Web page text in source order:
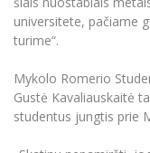
universitete, pačiame
turime“.
Mykolo Romerio
Gustė Kavaliauskaitė
studentus jungtis prie